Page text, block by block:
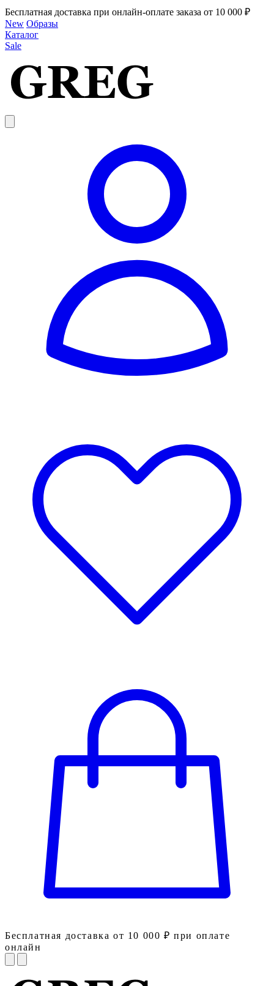
Бесплатная доставка при онлайн-оплате заказа от 10 000 ₽
New Образы
Каталог
Sale
Бесплатная доставка от 10 000 ₽ при оплате
онлайн